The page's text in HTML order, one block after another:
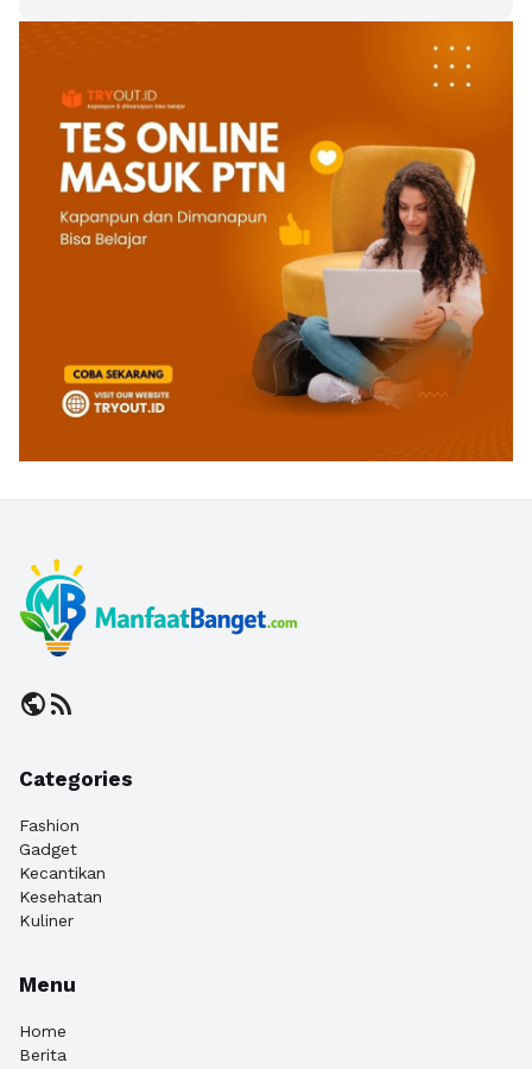
publicrss_feed
Categories
Fashion
Gadget
Kecantikan
Kesehatan
Kuliner
Menu
Home
Berita